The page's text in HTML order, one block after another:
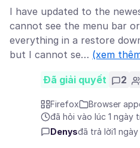
I have updated to the
cannot see the menu bar
everything in a restore
but I cannot se… (xem
Đã giải quyết 2
Firefox
Browser
đã hỏi vào lúc 1 ngày
Denysđã trả lời1